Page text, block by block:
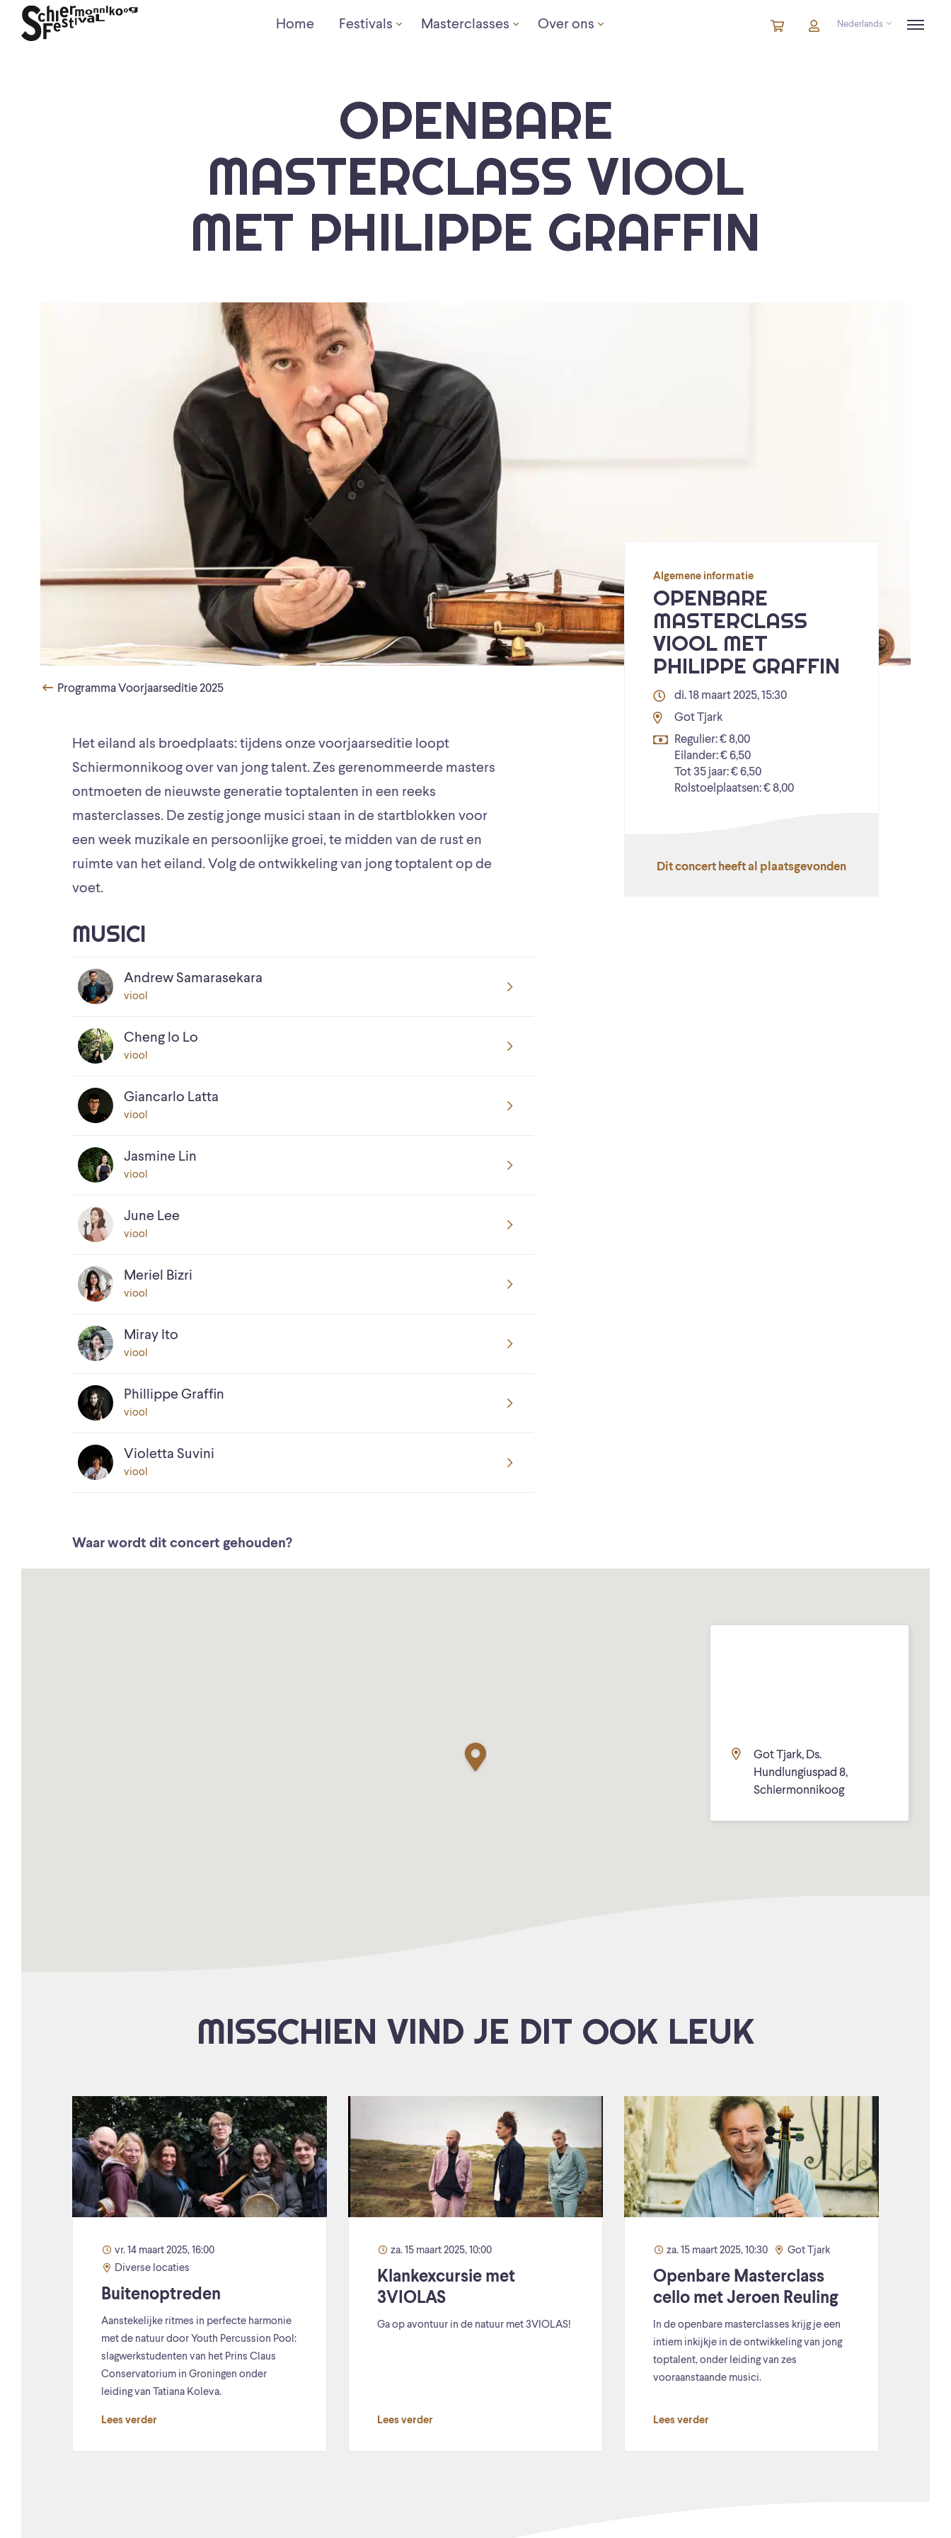
Home Festivals Masterclasses Over ons Winkelmandje
artikelenAccountNederlands
OPENBARE
MASTERCLASS VIOOL
MET PHILIPPE GRAFFIN
Programma Voorjaarseditie 2025
Het eiland als broedplaats: tijdens onze voorjaarseditie loopt
Schiermonnikoog over van jong talent. Zes gerenommeerde masters
ontmoeten de nieuwste generatie toptalenten in een reeks
masterclasses. De zestig jonge musici staan in de startblokken voor
een week muzikale en persoonlijke groei, te midden van de rust en
ruimte van het eiland. Volg de ontwikkeling van jong toptalent op de
voet.
MUSICI
Andrew Samarasekara
viool
Cheng lo Lo
viool
Giancarlo Latta
viool
Jasmine Lin
viool
June Lee
viool
Meriel Bizri
viool
Miray Ito
viool
Phillippe Graffin
viool
Violetta Suvini
viool
Algemene informatie
OPENBARE
MASTERCLASS
VIOOL MET
PHILIPPE GRAFFIN
di. 18 maart 2025, 15:30
Got Tjark
Regulier: € 8,00
Eilander: € 6,50
Tot 35 jaar: € 6,50
Rolstoelplaatsen: € 8,00
Dit concert heeft al plaatsgevonden
Waar wordt dit concert gehouden?
Got Tjark, Ds.
Hundlungiuspad 8,
Schiermonnikoog
MISSCHIEN VIND JE DIT OOK LEUK
vr. 14 maart 2025, 16:00
Diverse locaties
Buitenoptreden
Aanstekelijke ritmes in perfecte harmonie
met de natuur door Youth Percussion Pool:
slagwerkstudenten van het Prins Claus
Conservatorium in Groningen onder
leiding van Tatiana Koleva.
Lees verder
za. 15 maart 2025, 10:00
Klankexcursie met
3VIOLAS
Ga op avontuur in de natuur met 3VIOLAS!
Lees verder
za. 15 maart 2025, 10:30 Got Tjark
Openbare Masterclass
cello met Jeroen Reuling
In de openbare masterclasses krijg je een
intiem inkijkje in de ontwikkeling van jong
toptalent, onder leiding van zes
vooraanstaande musici.
Lees verder